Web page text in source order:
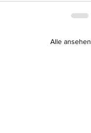
Alle ansehen